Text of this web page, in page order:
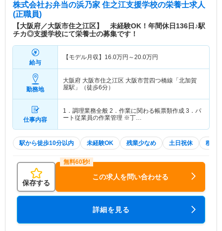
株式会社お弁当の浜乃家 住之江支援学校の栄養士求人
(正職員)
【大阪府／大阪市住之江区】 未経験OK！年間休日136日♪駅
チカ◎支援学校にて栄養士の募集です！
給与
【モデル月収】 16.0万円～20.0万円
勤務地
大阪府 大阪市住之江区 大阪市営四つ橋線「北加賀
屋駅」（徒歩6分）
仕事内容
1．調理業務全般 2．作業に関わる帳票類作成 3．パ
ート従業員の作業管理 ※丁…
駅から徒歩10分以内 未経験OK 残業少なめ 土日祝休 積極
保存する
この求人を問い合わせる
詳細を見る